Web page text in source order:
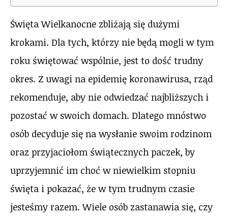
Święta Wielkanocne zbliżają się dużymi
krokami. Dla tych, którzy nie będą mogli w tym
roku świętować wspólnie, jest to dość trudny
okres. Z uwagi na epidemię koronawirusa, rząd
rekomenduje, aby nie odwiedzać najbliższych i
pozostać w swoich domach. Dlatego mnóstwo
osób decyduje się na wysłanie swoim rodzinom
oraz przyjaciołom świątecznych paczek, by
uprzyjemnić im choć w niewielkim stopniu
święta i pokazać, że w tym trudnym czasie
jesteśmy razem. Wiele osób zastanawia się, czy